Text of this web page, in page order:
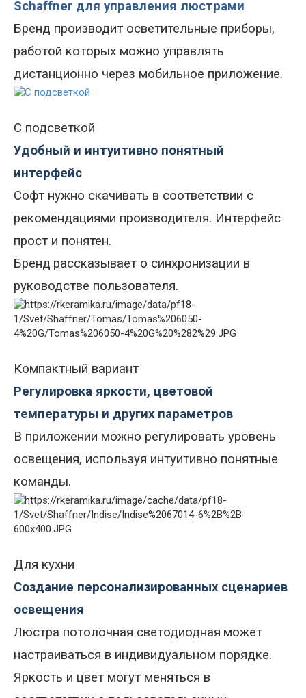
Schaffner для управления люстрами
Бренд производит осветительные приборы,
работой которых можно управлять
дистанционно через мобильное приложение.
С подсветкой
Удобный и интуитивно понятный
интерфейс
Софт нужно скачивать в соответствии с
рекомендациями производителя. Интерфейс
прост и понятен.
Бренд рассказывает о синхронизации в
руководстве пользователя.
Компактный вариант
Регулировка яркости, цветовой
температуры и других параметров
В приложении можно регулировать уровень
освещения, используя интуитивно понятные
команды.
Для кухни
Создание персонализированных сценариев
освещения
Люстра потолочная светодиодная может
настраиваться в индивидуальном порядке.
Яркость и цвет могут меняться в